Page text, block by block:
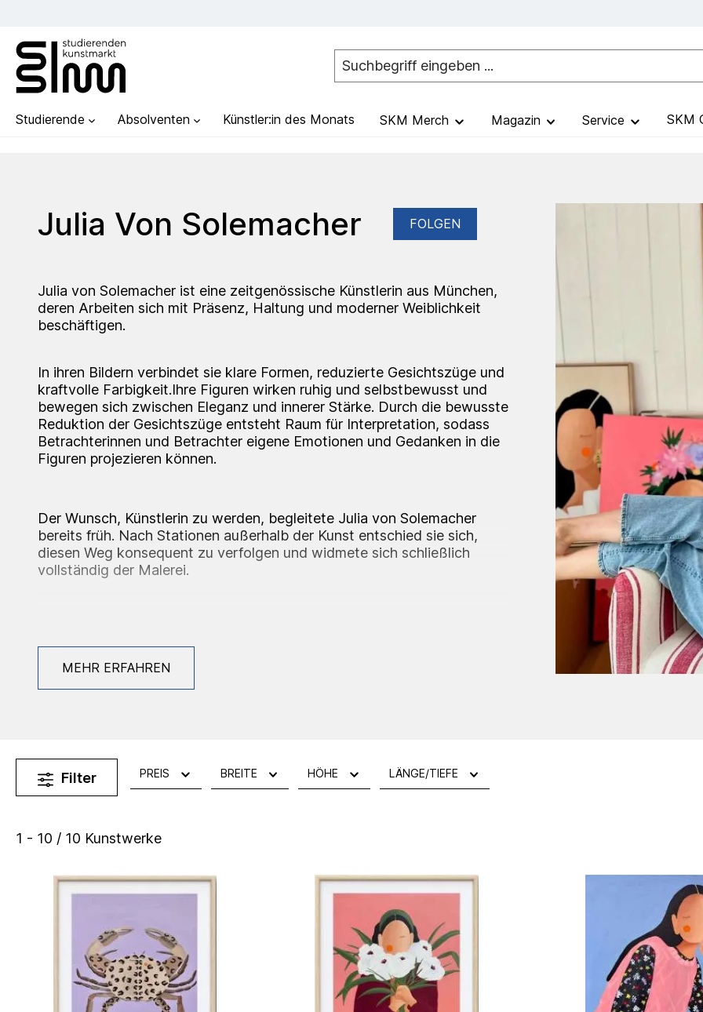
Studierende Absolventen Künstler:in des Monats SKM Merch Magazin Service SKM
Julia Von Solemacher FOLGEN
Julia von Solemacher ist eine zeitgenössische Künstlerin aus München,
deren Arbeiten sich mit Präsenz, Haltung und moderner Weiblichkeit
beschäftigen.
In ihren Bildern verbindet sie klare Formen, reduzierte Gesichtszüge und
kraftvolle Farbigkeit.Ihre Figuren wirken ruhig und selbstbewusst und
bewegen sich zwischen Eleganz und innerer Stärke. Durch die bewusste
Reduktion der Gesichtszüge entsteht Raum für Interpretation, sodass
Betrachterinnen und Betrachter eigene Emotionen und Gedanken in die
Figuren projezieren können.
Der Wunsch, Künstlerin zu werden, begleitete Julia von Solemacher
bereits früh. Nach Stationen außerhalb der Kunst entschied sie sich,
diesen Weg konsequent zu verfolgen und widmete sich schließlich
vollständig der Malerei.
Maximilians-Universität München sowie Freie Malerei an der Akademie
der Bildenden Künste Kolbermoor.
MEHR ERFAHREN
Filter PREIS BREITE HÖHE LÄNGE/TIEFE
1 - 10 / 10 Kunstwerke